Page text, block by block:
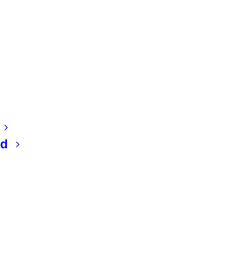
la Magie de Noël